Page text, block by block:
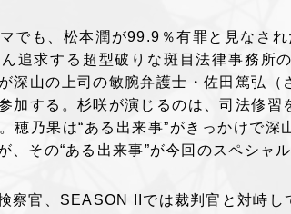
でも、松本潤が99.9％有罪と見なさ
追求する超型破りな斑目法律事務所
深山の上司の敏腕弁護士・佐田篤弘（
加する。杉咲が演じるのは、司法修習
穂乃果は“ある出来事”がきっかけで
、その“ある出来事”が今回のスペシャ
察官、SEASON IIでは裁判官と対峙し